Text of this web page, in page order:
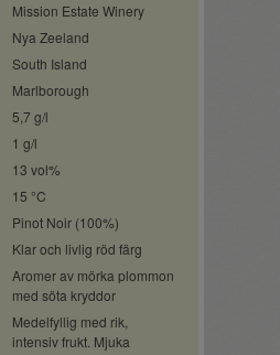
Mission Estate Winery
Nya Zeeland
South Island
Marlborough
5,7 g/l
1 g/l
13 vol%
15 °C
Pinot Noir (100%)
Klar och livlig röd färg
Aromer av mörka plommon
med söta kryddor
Medelfyllig med rik,
intensiv frukt. Mjuka